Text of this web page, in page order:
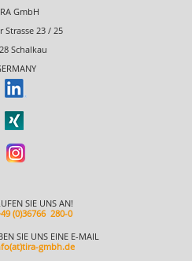
GmbH
Strasse 23 / 25
Schalkau
SIE UNS AN!
(0)36766 280-0
SIE UNS EINE E-MAIL
gmbh.de